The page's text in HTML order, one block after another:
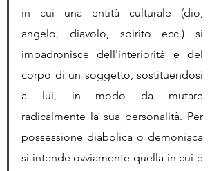
in cui una entità culturale (dio,
angelo, diavolo, spirito ecc.) si
impadronisce dell'interiorità e del
corpo di un soggetto, sostituendosi
a lui, in modo da mutare
radicalmente la sua personalità. Per
possessione diabolica o demoniaca
si intende ovviamente quella in cui è